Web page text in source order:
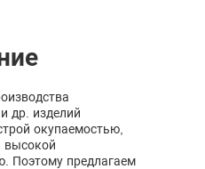
др. изделий
окупаемостью,
высокой
Поэтому предлагаем